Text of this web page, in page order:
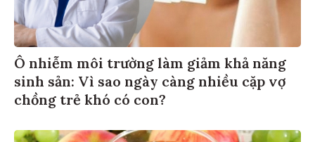
Ô nhiễm môi trường làm giảm khả năng
sinh sản: Vì sao ngày càng nhiều cặp vợ
chồng trẻ khó có con?